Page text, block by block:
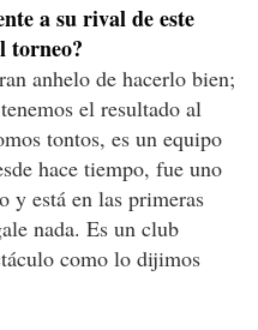
a su rival de este
torneo?
anhelo de hacerlo bien;
el resultado al
tontos, es un equipo
hace tiempo, fue uno
y está en las primeras
nada. Es un club
como lo dijimos